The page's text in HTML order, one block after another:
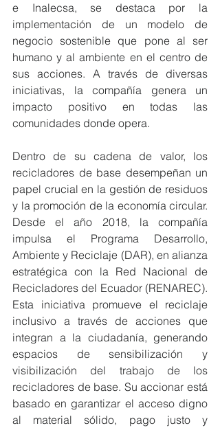
e Inalecsa, se destaca por la
implementación de un modelo de
negocio sostenible que pone al ser
humano y al ambiente en el centro de
sus acciones. A través de diversas
iniciativas, la compañía genera un
impacto positivo en todas las
comunidades donde opera.
Dentro de su cadena de valor, los
recicladores de base desempeñan un
papel crucial en la gestión de residuos
y la promoción de la economía circular.
Desde el año 2018, la compañía
impulsa el Programa Desarrollo,
Ambiente y Reciclaje (DAR), en alianza
estratégica con la Red Nacional de
Recicladores del Ecuador (RENAREC).
Esta iniciativa promueve el reciclaje
inclusivo a través de acciones que
integran a la ciudadanía, generando
espacios de sensibilización y
visibilización del trabajo de los
recicladores de base. Su accionar está
basado en garantizar el acceso digno
al material sólido, pago justo y